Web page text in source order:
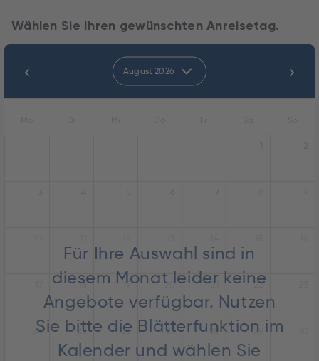
Wählen Sie Ihren gewünschten Anreisetag.
August 2026
Für Ihre Auswahl sind in
diesem Monat leider keine
Angebote verfügbar. Nutzen
Sie bitte die Blätterfunktion im
Kalender und wählen Sie
18 19 20 21 22
24 25 26 27 28 29